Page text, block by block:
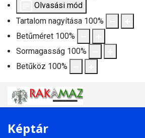
Olvasási mód
Tartalom nagyítása 100%
Betűméret 100%
Sormagasság 100%
Betűköz 100%
Képtár